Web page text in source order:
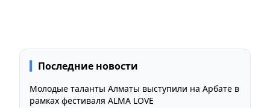
Последние новости
Молодые таланты Алматы выступили на Арбате в
рамках фестиваля ALMA LOVE